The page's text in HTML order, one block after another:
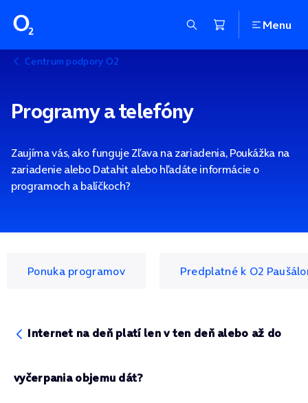
Menu
Centrum podpory O2
Programy a telefóny
Zaujíma vás, ako funguje Zľava na zariadenia, Poukážka na
zariadenie alebo Datahit alebo hľadáte informácie o
programoch a balíčkoch?
Ponuka programov Predplatné k O2
Internet na deň platí len v ten deň alebo až do
vyčerpania objemu dát?